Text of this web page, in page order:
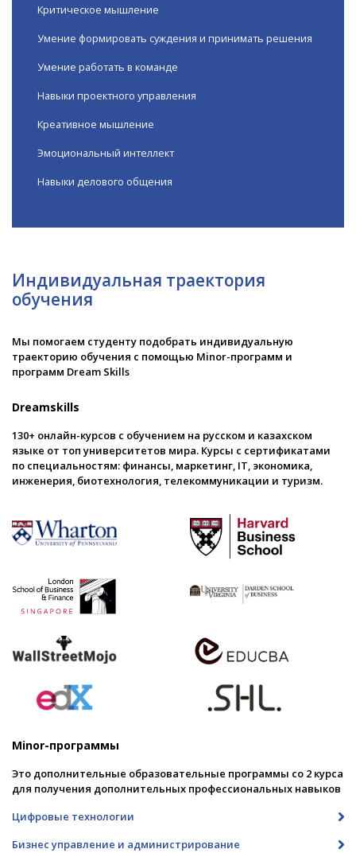
Критическое мышление
Умение формировать суждения и принимать решения
Умение работать в команде
Навыки проектного управления
Креативное мышление
Эмоциональный интеллект
Навыки делового общения
Индивидуальная траектория
обучения
Мы помогаем студенту подобрать индивидуальную
траекторию обучения с помощью Minor-программ и
программ Dream Skills
Dreamskills
130+ онлайн-курсов с обучением на русском и казахском
языке от топ университетов мира. Курсы с сертификатами
по специальностям: финансы, маркетинг, IT, экономика,
инженерия, биотехнология, телекоммуникации и туризм.
Minor-программы
Это дополнительные образовательные программы со 2 курса
для получения дополнительных профессиональных навыков
Цифровые технологии
Бизнес управление и администрирование